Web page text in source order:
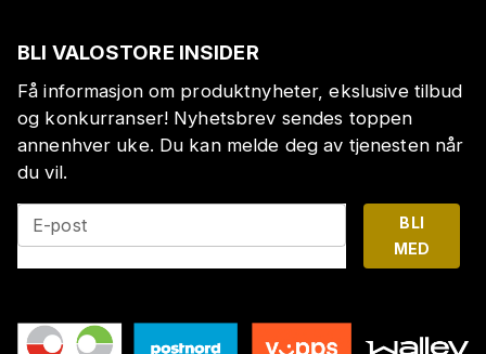
BLI VALOSTORE INSIDER
Få informasjon om produktnyheter, ekslusive tilbud
og konkurranser! Nyhetsbrev sendes toppen
annenhver uke. Du kan melde deg av tjenesten når
du vil.
E-post
BLI
MED